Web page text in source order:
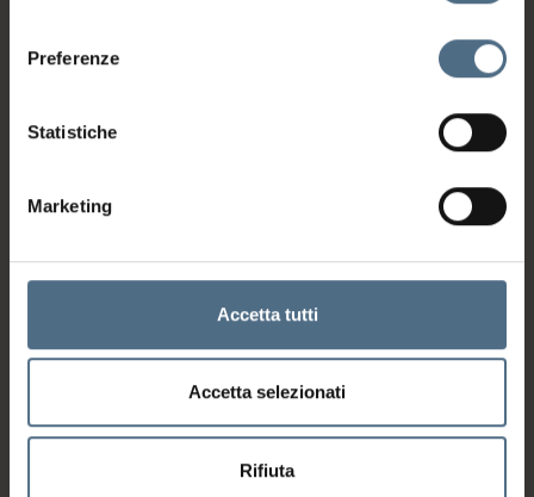
Preferenze
Statistiche
Marketing
Accetta tutti
Accetta selezionati
Rifiuta
Accendere il forno a 200° e nel frattempo condire la
focaccia con un paio di cucchiai d’olio, sale grosso,